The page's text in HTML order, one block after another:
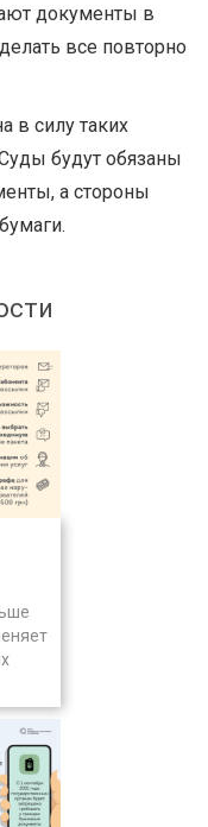
документы в
все повторно
в силу таких
будут обязаны
а стороны